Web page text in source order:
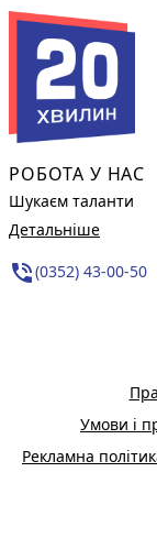
РОБОТА У НАС
Шукаєм таланти
Детальніше
phone_in_talk(0352) 43-00-50
Умови і
Рекламна